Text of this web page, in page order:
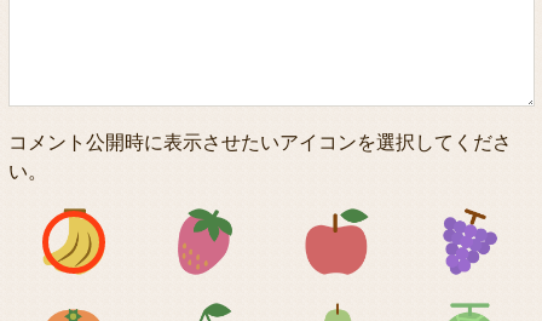
コメント公開時に表示させたいアイコンを選択してくださ
い。
アイコン1 アイコン2 アイコン3
アイコン5 アイコン6 アイコン7